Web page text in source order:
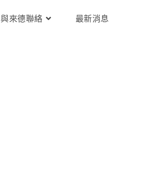
與來德聯絡 最新消息